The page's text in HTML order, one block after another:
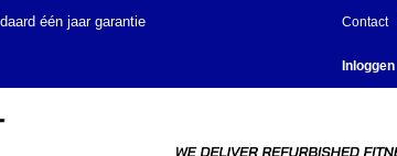
één jaar garantie Contact
Inloggen